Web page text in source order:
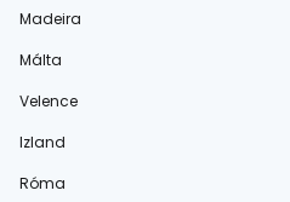
Madeira
Málta
Velence
Izland
Róma